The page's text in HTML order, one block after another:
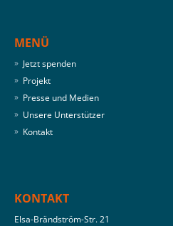
MENÜ
Jetzt spenden
Projekt
Presse und Medien
Unsere Unterstützer
Kontakt
KONTAKT
Elsa-Brändström-Str. 21